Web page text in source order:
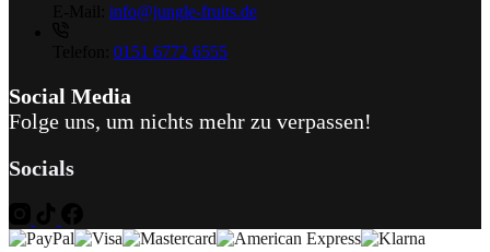
info@jungle-fruits.de
0151 6772 6555
Social Media
Folge uns, um nichts mehr zu verpassen!
Socials